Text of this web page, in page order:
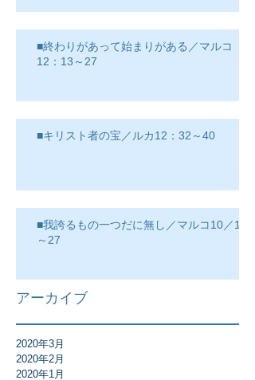
■終わりがあって始まりがある／マルコ
12：13～27
■キリスト者の宝／ルカ12：32～40
■我誇るもの一つだに無し／マルコ10／17
～27
アーカイブ
2020年3月
2020年2月
2020年1月